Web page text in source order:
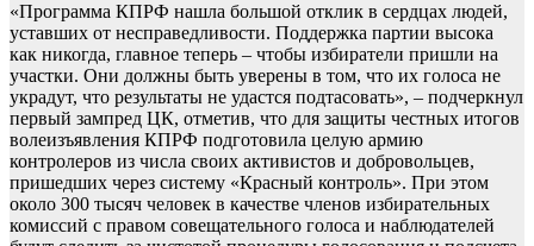
«Программа КПРФ нашла большой отклик в сердцах людей,
уставших от несправедливости. Поддержка партии высока
как никогда, главное теперь – чтобы избиратели пришли на
участки. Они должны быть уверены в том, что их голоса не
украдут, что результаты не удастся подтасовать», – подчеркнул
первый зампред ЦК, отметив, что для защиты честных итогов
волеизъявления КПРФ подготовила целую армию
контролеров из числа своих активистов и добровольцев,
пришедших через систему «Красный контроль». При этом
около 300 тысяч человек в качестве членов избирательных
комиссий с правом совещательного голоса и наблюдателей